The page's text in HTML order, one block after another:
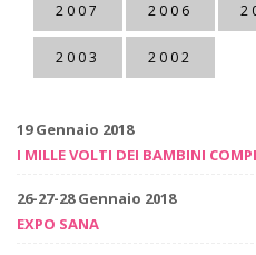
2007 2006
2003 2002
19 Gennaio 2018
I MILLE VOLTI DEI BAMBINI
26-27-28 Gennaio 2018
EXPO SANA